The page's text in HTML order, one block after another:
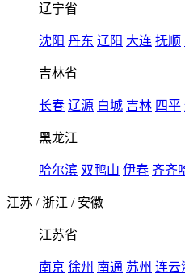
辽宁省
沈阳 丹东 辽阳 大连 抚顺
吉林省
长春 辽源 白城 吉林 四平
黑龙江
哈尔滨 双鸭山 伊春 齐齐
江苏 / 浙江 / 安徽
江苏省
南京 徐州 南通 苏州 连云